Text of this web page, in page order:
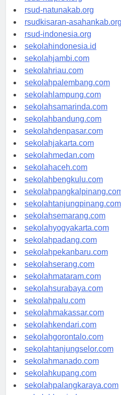
rsud-ntbprov.org
rsud-natunakab.org
rsudkisaran-asahankab.org
rsud-indonesia.org
sekolahindonesia.id
sekolahjambi.com
sekolahriau.com
sekolahpalembang.com
sekolahlampung.com
sekolahsamarinda.com
sekolahbandung.com
sekolahdenpasar.com
sekolahjakarta.com
sekolahmedan.com
sekolahaceh.com
sekolahbengkulu.com
sekolahpangkalpinang.com
sekolahtanjungpinang.com
sekolahsemarang.com
sekolahyogyakarta.com
sekolahpadang.com
sekolahpekanbaru.com
sekolahserang.com
sekolahmataram.com
sekolahsurabaya.com
sekolahpalu.com
sekolahmakassar.com
sekolahkendari.com
sekolahgorontalo.com
sekolahtanjungselor.com
sekolahmanado.com
sekolahkupang.com